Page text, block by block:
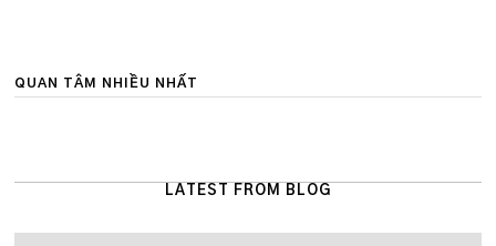
QUAN TÂM NHIỀU NHẤT
LATEST FROM BLOG